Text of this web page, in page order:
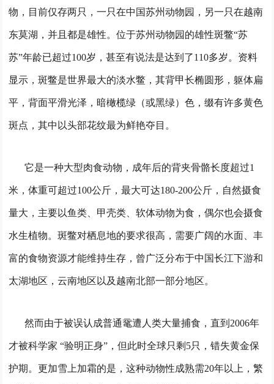
物，目前仅存两只，一只在中国苏州动物园，另一只在越南
东莫湖，并且都是雄性。位于苏州动物园的雄性斑鳖“苏
苏”年龄已超过100岁，甚至有说法是达到了110多岁。 资料
显示，斑鳖是世界最大的淡水鳖，其背甲长椭圆形，躯体扁
平，背面平滑光泽，暗橄榄绿（或黑绿）色，缀有许多黄色
斑点，其中以头部花纹最为鲜艳夺目。
它是一种大型肉食动物，成年后的背夹骨骼长度超过1
米，体重可超过100公斤，最大可达180-200公斤，自然摄食
量大，主要以鱼类、甲壳类、软体动物为食，偶尔也会摄食
水生植物。斑鳖对栖息地的要求很高，需要广阔的水面、丰
富的食物资源才能维持生存，曾广泛分布于中国长江下游和
太湖地区，云南地区以及越南北部一部分地区。
然而由于被误认成普通鼋遭人类大量捕食，直到2006年
才被科学家 “验明正身”，但此时全球只剩5只，错失黄金保
护期。更加雪上加霜的是，这种动物性成熟需20年以上，繁